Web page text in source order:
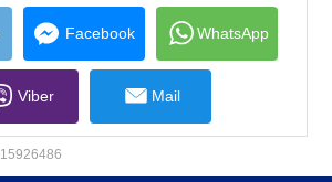
collapse
contentsFacebook WhatsApp
Viber Mail
15926486